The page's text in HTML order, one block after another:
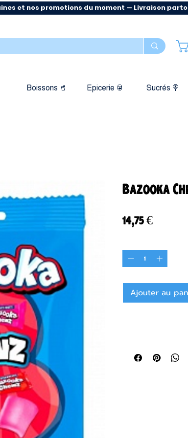
et nos promotions du moment — Livraison
Boissons 🥤 Epicerie 🥫 Sucrés 🍭
Bazooka
14,75 €Prix
Ajouter au